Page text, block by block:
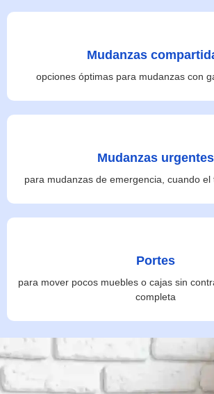
Mudanzas
opciones óptimas para mudanzas con
Mudanzas urgentes
para mudanzas de emergencia, cuando el
Portes
para mover pocos muebles o cajas sin
completa